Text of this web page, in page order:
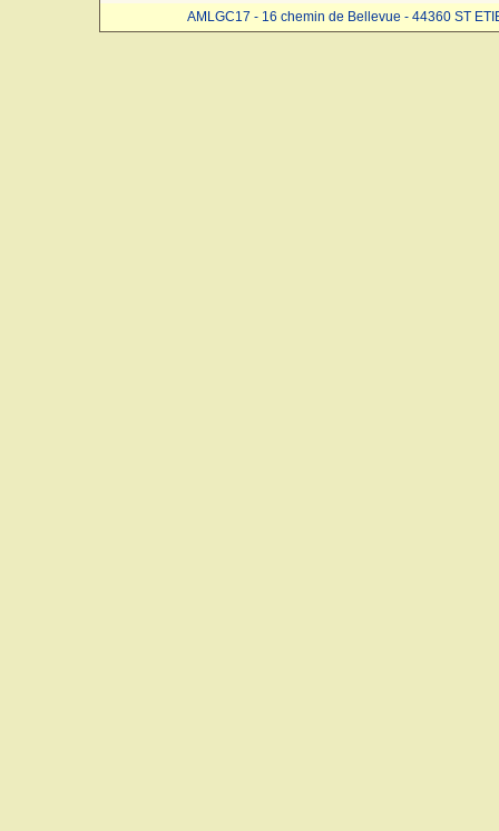
AMLGC17 - 16 chemin de Bellevue - 44360 ST